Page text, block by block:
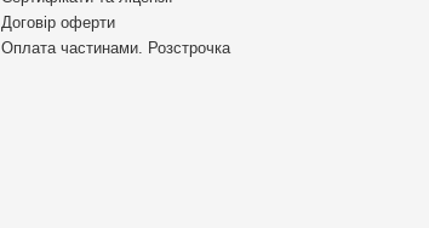
Договір оферти
Оплата частинами. Розстрочка